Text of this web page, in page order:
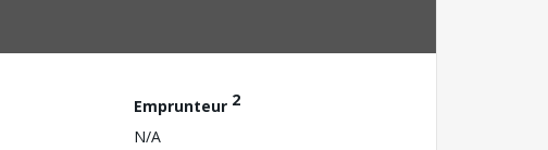
Emprunteur 2
N/A